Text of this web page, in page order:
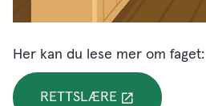
Her kan du lese mer om faget:
RETTSLÆRE